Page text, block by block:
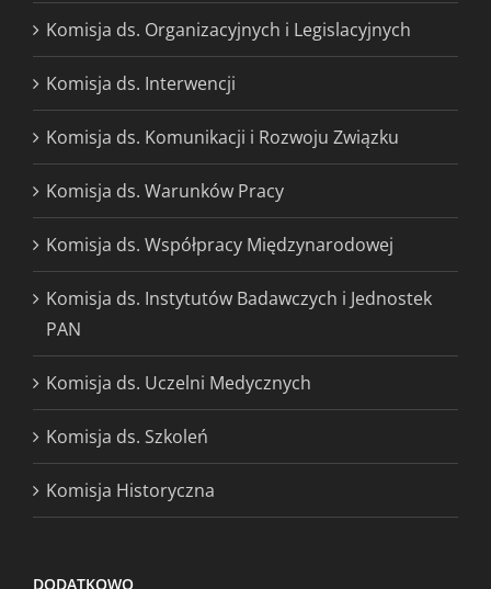
Komisja ds. Organizacyjnych i Legislacyjnych
Komisja ds. Interwencji
Komisja ds. Komunikacji i Rozwoju Związku
Komisja ds. Warunków Pracy
Komisja ds. Współpracy Międzynarodowej
Komisja ds. Instytutów Badawczych i Jednostek
PAN
Komisja ds. Uczelni Medycznych
Komisja ds. Szkoleń
Komisja Historyczna
DODATKOWO